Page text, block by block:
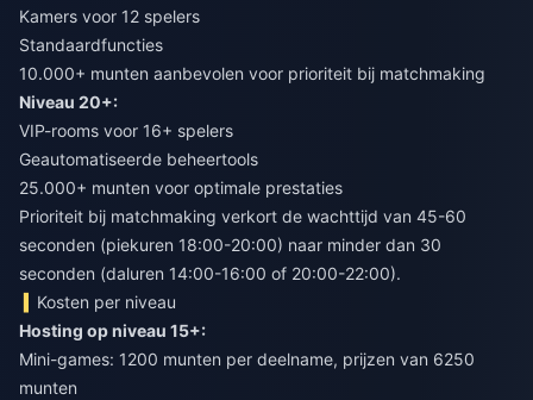
Kamers voor 12 spelers
Standaardfuncties
10.000+ munten aanbevolen voor prioriteit bij matchmaking
Niveau 20+:
VIP-rooms voor 16+ spelers
Geautomatiseerde beheertools
25.000+ munten voor optimale prestaties
Prioriteit bij matchmaking verkort de wachttijd van 45-60
seconden (piekuren 18:00-20:00) naar minder dan 30
seconden (daluren 14:00-16:00 of 20:00-22:00).
Kosten per niveau
Hosting op niveau 15+:
Mini-games: 1200 munten per deelname, prijzen van 6250
munten